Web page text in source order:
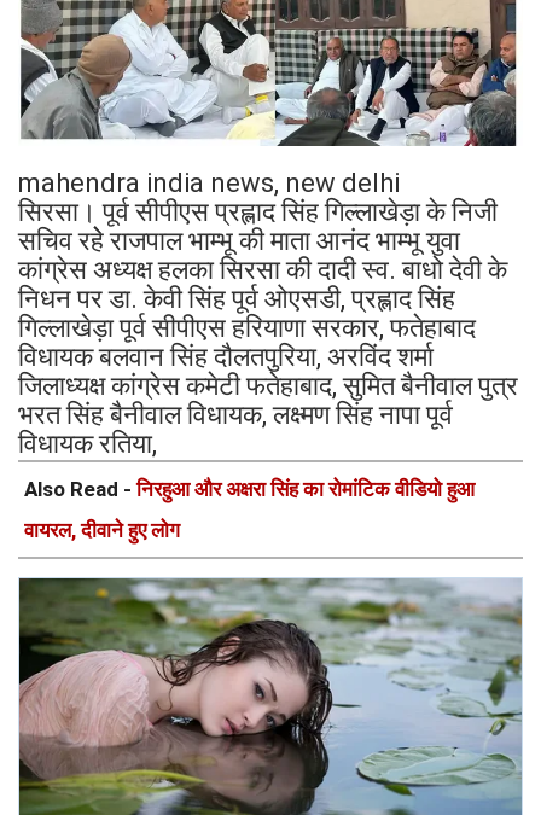
mahendra india news, new delhi
सिरसा। पूर्व सीपीएस प्रह्लाद सिंह गिल्लाखेड़ा के निजी
सचिव रहेे राजपाल भाम्भू की माता आनंद भाम्भू युवा
कांग्रेस अध्यक्ष हलका सिरसा की दादी स्व. बाधो देवी के
निधन पर डा. केवी सिंह पूर्व ओएसडी, प्रह्लाद सिंह
गिल्लाखेड़ा पूर्व सीपीएस हरियाणा सरकार, फतेहाबाद
विधायक बलवान सिंह दौलतपुरिया, अरविंद शर्मा
जिलाध्यक्ष कांग्रेस कमेटी फतेहाबाद, सुमित बैनीवाल पुत्र
भरत सिंह बैनीवाल विधायक, लक्ष्मण सिंह नापा पूर्व
विधायक रतिया,
Also Read -निरहुआ और अक्षरा सिंह का रोमांटिक वीडियो हुआ
वायरल, दीवाने हुए लोग